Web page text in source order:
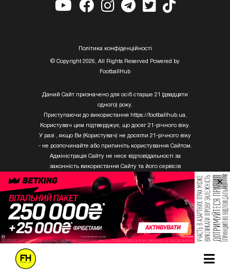
Полiтика конфiденцiйностi
© Copyright 2026, All Rights Reserved Powered by
FootballHub
Даний Сайт призначено для осіб старше 21 (двадцяти
одного) року.
Приступаючи до використання https://footballhub.ua,
Користувач цим підтверджує, що досяг 21-річного віку.
У разі , якщо Ви (Користувач) не досягли 21-річного віку
- не розпочинайте або припиніть користування Сайтом.
Адміністрація Сайту не несе відповідальності за
законність використання Сайту та його сервісів
Користувачем, який не досяг 21-річного віку.
Твори Getty Images, що розміщені на сайті, не можуть
бути використані третіми особами без письмового
дозволу ТОВ «ГЛОБАЛ ІМІДЖЕС ЮКРЕЙН.
×